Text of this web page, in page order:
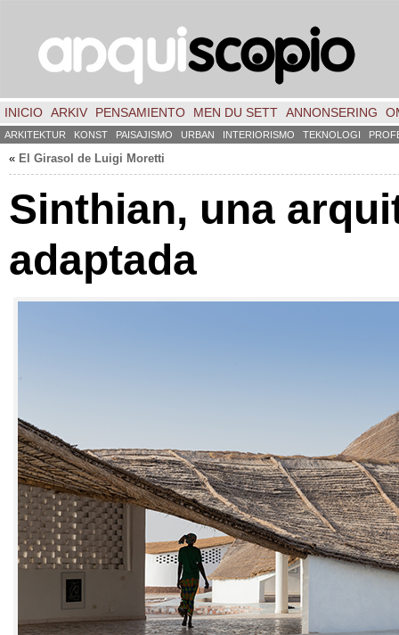
INICIO ARKIV PENSAMIENTO MEN DU SETT ANNONSERING
ARKITEKTUR KONST PAISAJISMO URBAN INTERIORISMO TEKNOLOGI
« El Girasol de Luigi Moretti
Sinthian, una
adaptada